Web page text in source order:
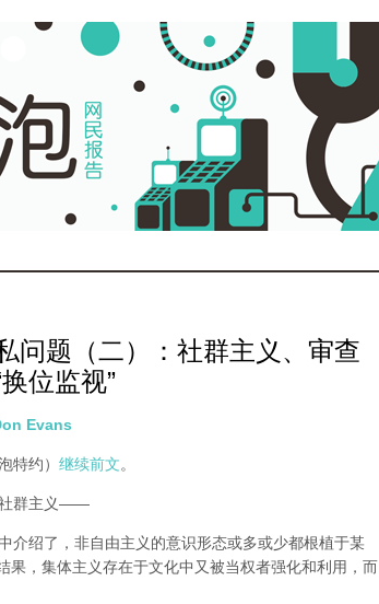
问题（二）：社群主义、审查
位监视”
Evans
特约） 继续前文。
群主义——
介绍了，非自由主义的意识形态或多或少都根植于某
，集体主义存在于文化中又被当权者强化和利用，而